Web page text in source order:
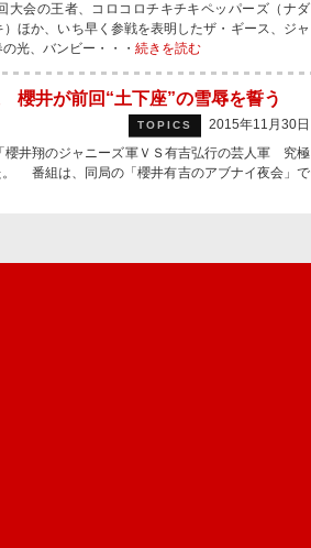
大会の王者、コロコロチキチキペッパーズ（ナダ
ほか、いち早く参戦を表明したザ・ギース、ジャ
光、バンビー・・・ 続きを読む
櫻井が前回“土下座”の雪辱を誓う
TOPICS
2015年11月30日
井翔のジャニーズ軍ＶＳ有吉弘行の芸人軍 究極
。 番組は、同局の「櫻井有吉のアブナイ夜会」で